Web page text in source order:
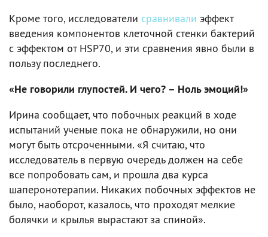
Кроме того, исследователи сравнивали эффект
введения компонентов клеточной стенки бактерий
с эффектом от HSP70, и эти сравнения явно были в
пользу последнего.
«Не говорили глупостей. И чего? – Ноль эмоций!»
Ирина сообщает, что побочных реакций в ходе
испытаний ученые пока не обнаружили, но они
могут быть отсроченными. «Я считаю, что
исследователь в первую очередь должен на себе
все попробовать сам, и прошла два курса
шаперонотерапии. Никаких побочных эффектов не
было, наоборот, казалось, что проходят мелкие
болячки и крылья вырастают за спиной».